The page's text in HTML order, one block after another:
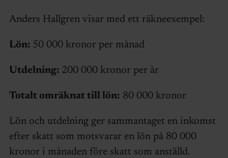
Anders Hallgren visar med ett räkneexempel:
Lön: 50 000 kronor per månad
Utdelning: 200 000 kronor per år
Totalt omräknat till lön: 80 000 kronor
Lön och utdelning ger sammantaget en inkomst
efter skatt som motsvarar en lön på 80 000
kronor i månaden före skatt som anställd.